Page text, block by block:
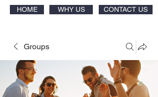
HOME WHY US CONTACT US
Groups